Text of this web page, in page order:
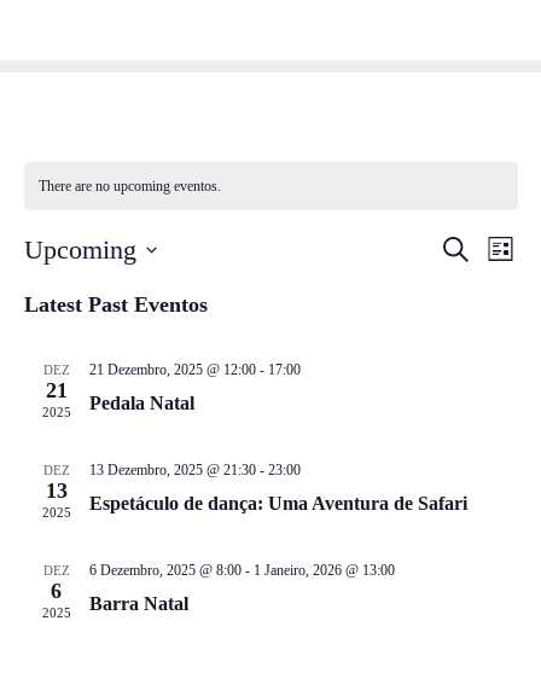
There are no upcoming eventos.
Pesquisar
List
Upcoming
data
Latest Past Eventos
DEZ
21
2025
21 Dezembro, 2025 @ 12:00- 17:00
Pedala Natal
DEZ
13
2025
13 Dezembro, 2025 @ 21:30- 23:00
Espetáculo de dança: Uma Aventura de Safari
DEZ
6
2025
6 Dezembro, 2025 @ 8:00- 1 Janeiro, 2026 @ 13:00
Barra Natal